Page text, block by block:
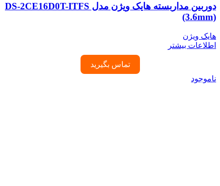
دوربین مداربسته هایک ویژن مدل DS-2CE16D0T-ITFS
(3.6mm)
هایک ویژن
اطلاعات بیشتر
تماس بگیرید
ناموجود